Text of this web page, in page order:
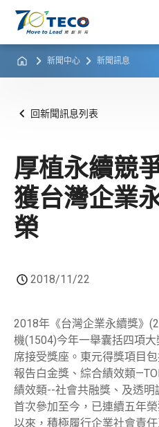
新聞中心 新聞訊息
回新聞訊息列表
厚植永續競
獲台灣企業
榮
2018/11/22
2018年《台灣企業永續獎》
機(1504)今年一舉囊括四項
席接受獎座。東元得獎項目
報告白金獎、綜合績效類
績效類--社會共融獎、及透
首次參加至今，已連續五年
以來，積極履行企業社會責